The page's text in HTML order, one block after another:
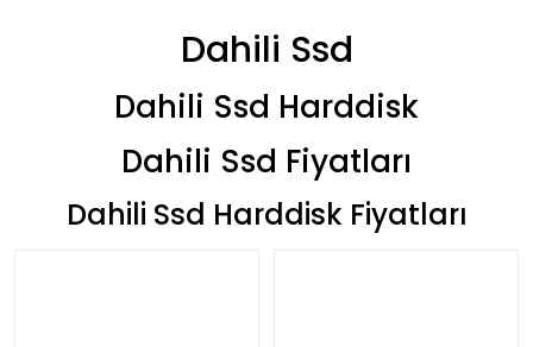
Dahili Ssd
Dahili Ssd Harddisk
Dahili Ssd Fiyatları
Dahili Ssd Harddisk Fiyatları